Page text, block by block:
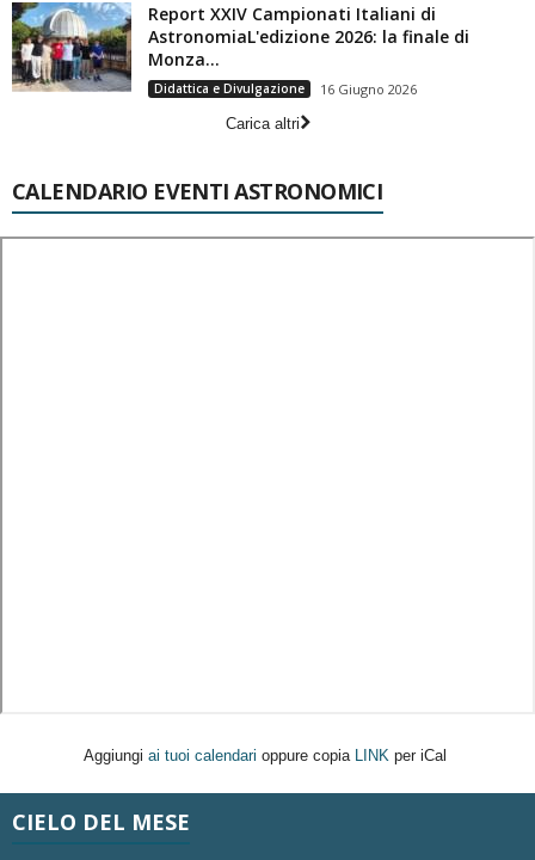
Report XXIV Campionati Italiani di
AstronomiaL'edizione 2026: la finale di
Monza...
Didattica e Divulgazione
16 Giugno 2026
Carica altri
CALENDARIO EVENTI ASTRONOMICI
Aggiungi ai tuoi calendari oppure copia LINK per iCal
CIELO DEL MESE